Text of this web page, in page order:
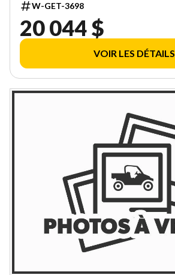
W-GET-3698
20 044 $
VOIR LES DÉTAILS